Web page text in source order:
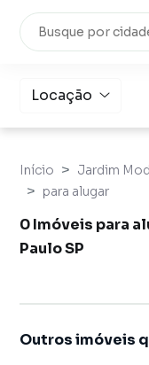
Locação
Início
Jardim
para alugar
0 Imóveis para
Paulo SP
Outros imóveis